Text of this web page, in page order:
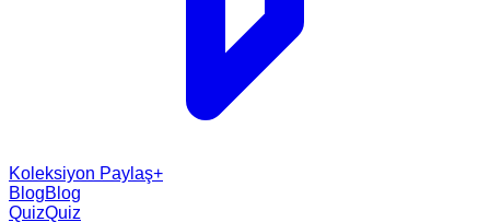
Koleksiyon Paylaş+
BlogBlog
QuizQuiz